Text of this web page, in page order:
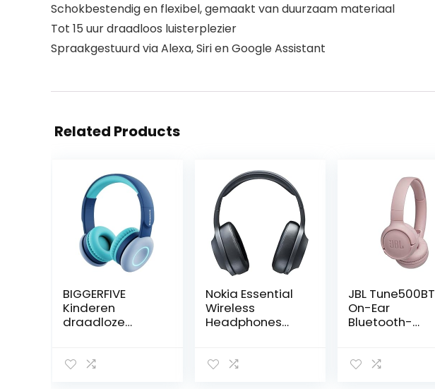
Schokbestendig en flexibel, gemaakt van duurzaam materiaal
Tot 15 uur draadloos luisterplezier
Spraakgestuurd via Alexa, Siri en Google Assistant
Related Products
BIGGERFIVE
Kinderen
draadloze
verlichting,
Nokia Essential
Wireless
Headphones
Opvouwbare
JBL Tune500BT
On-Ear
Bluetooth-
draadloze